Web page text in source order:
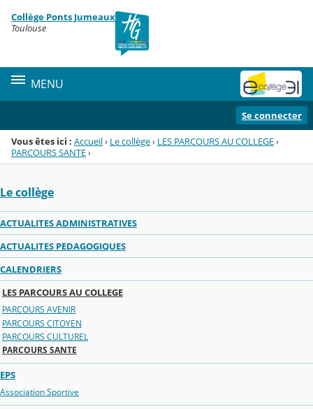
Menu de la rubrique
Contenu
Collège Ponts Jumeaux
Toulouse
MENU
Se connecter
Vous êtes ici : Accueil› Le collège› LES PARCOURS AU COLLEGE›
PARCOURS SANTE›
Le collège
ACTUALITES ADMINISTRATIVES
ACTUALITES PEDAGOGIQUES
CALENDRIERS
LES PARCOURS AU COLLEGE
PARCOURS AVENIR
PARCOURS CITOYEN
PARCOURS CULTUREL
PARCOURS SANTE
EPS
Association Sportive